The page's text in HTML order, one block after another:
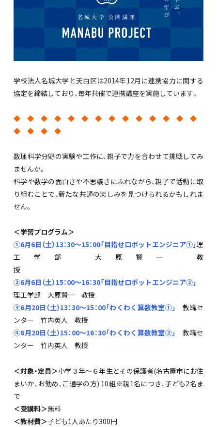
学校法人名城大学と天白区は2014年12月 に連携協力に関する
協定を締結しており、毎年共催で連携講座を実施しています。
◆ ◆ ◆ ◆ ◆ ◆ ◆ ◆ ◆ ◆ ◆ ◆ ◆ ◆
◆ ◆ ◆ ◆
数理科学分野の実験や工作に、親子で力を合わせて挑戦してみ
ませんか。
科学や数学の面白さや不思議さにふれながら、親子で活動に取
り組むことで、新たな共通の楽しみを見つけられるかもしれま
せん。
＜学習プログラム＞
①6月6日（土）13：30～15：00「目指せロボットエンジニア①」理
工学部 大原賢一 教
②6月6日（土）15：00～16：30「目指せロボットエンジニア②」
理工学部 大原賢一 教授
③6月20日（土）13：30～15：00「わくわく算数教室①」
教職セ
ンター 竹内英人 教授
④6月20日（土）15：00～16：30「わくわく算数教室②」
教職セ
ンター 竹内英人 教授
＜対象・定員＞小学３年～６年生とその保護者(名古屋市にお住
まいか、お勤め、ご通学の方) 10組※親1名につき、子ども2名ま
で
＜受講料＞無料
＜教材費＞子ども1人あたり300円